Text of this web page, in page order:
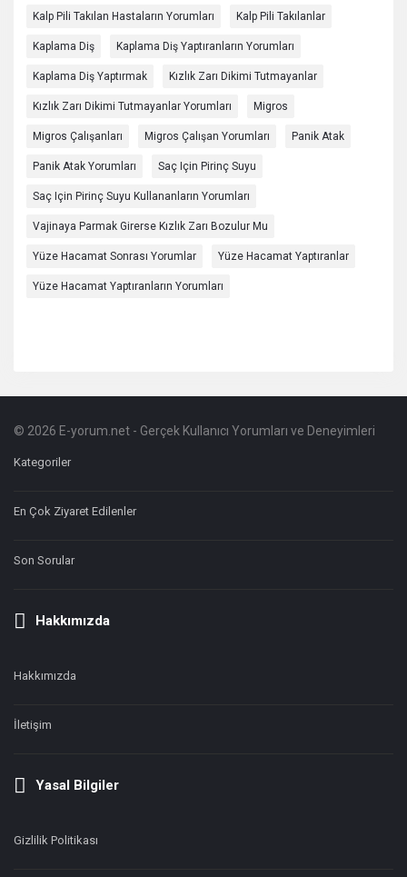
Kalp Pili Takılan Hastaların Yorumları Kalp Pili Takılanlar
Kaplama Diş Kaplama Diş Yaptıranların Yorumları
Kaplama Diş Yaptırmak Kızlık Zarı Dikimi Tutmayanlar
Kızlık Zarı Dikimi Tutmayanlar Yorumları Migros
Migros Çalışanları Migros Çalışan Yorumları Panik Atak
Panik Atak Yorumları Saç Için Pirinç Suyu
Saç Için Pirinç Suyu Kullananların Yorumları
Vajinaya Parmak Girerse Kızlık Zarı Bozulur Mu
Yüze Hacamat Sonrası Yorumlar Yüze Hacamat Yaptıranlar
Yüze Hacamat Yaptıranların Yorumları
Footer
Hakkında
© 2026 E-yorum.net - Gerçek Kullanıcı Yorumları ve Deneyimleri
Kategoriler
En Çok Ziyaret Edilenler
Son Sorular
Hakkımızda
Hakkımızda
İletişim
Yasal Bilgiler
Gizlilik Politikası